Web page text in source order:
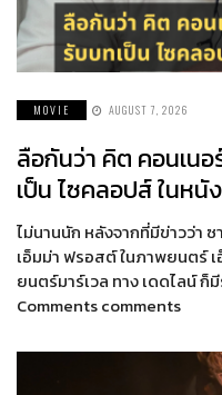
MOVIE AUGUST 7, 2026
ลือกันว่า คิต คอนเนอ
เป็น ไซคลอปส์ ในหนั
ไม่นานนัก หลังจากที่มีข่าวว่า
เอ็มม่า ฟรอสต์ ในภาพยนตร์
ยนตร์มาร์เวล ทาง เดดไลน์
Comments comments